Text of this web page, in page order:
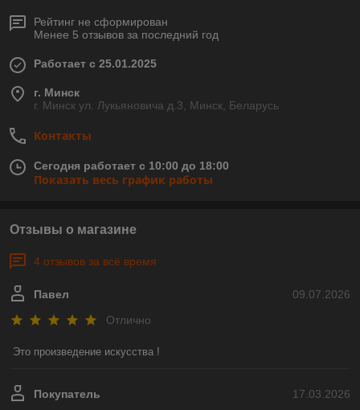
Рейтинг не сформирован
Менее 5 отзывов за последний год
Работает с 25.01.2025
г. Минск
г. Минск ул. Лукьяновича д.3, Минск, Беларусь
Контакты
Сегодня работает с 10:00 до 18:00
Показать весь график работы
Отзывы о магазине
4 отзывов за всё время
09.07.2026
Павел
Отлично
Это произведение искусства !
17.03.2026
Покупатель